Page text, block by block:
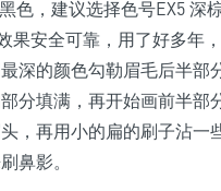
色，建议选择色号EX5 深
果安全可靠，用了好多年
深的颜色勾勒眉毛后半部
分填满，再开始画前半部
，再用小的扁的刷子沾一
鼻影。